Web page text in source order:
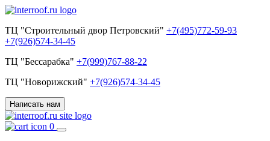
ТЦ "Строительный двор Петровский" +7(495)772-59-93
+7(926)574-34-45
ТЦ "Бессарабка" +7(999)767-88-22
ТЦ "Новорижский" +7(926)574-34-45
Написать нам
0